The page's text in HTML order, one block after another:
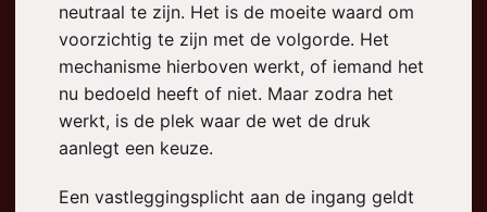
neutraal te zijn. Het is de moeite waard om
voorzichtig te zijn met de volgorde. Het
mechanisme hierboven werkt, of iemand het
nu bedoeld heeft of niet. Maar zodra het
werkt, is de plek waar de wet de druk
aanlegt een keuze.
Een vastleggingsplicht aan de ingang geldt